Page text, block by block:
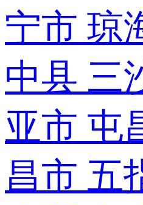
宁市 琼
中县 三
亚市 屯
昌市 五